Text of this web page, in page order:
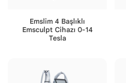
Emslim 4 Başlıklı
Emsculpt Cihazı 0-14
Tesla